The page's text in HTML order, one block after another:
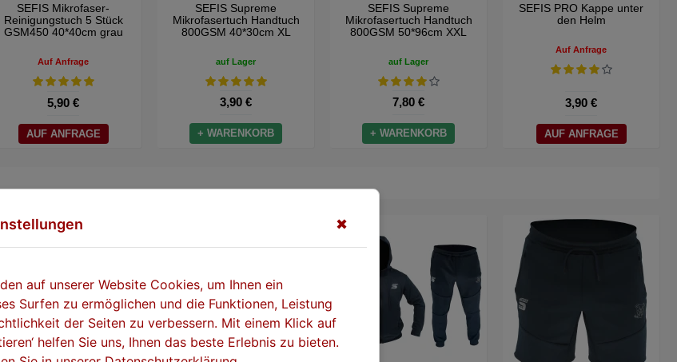
SEFIS Mikrofaser-
Reinigungstuch 5 Stück
GSM450 40*40cm grau
Auf Anfrage
5,90 €
AUF ANFRAGE
SEFIS Supreme
Mikrofasertuch Handtuch
800GSM 40*30cm XL
auf Lager
3,90 €
+ WARENKORB
SEFIS Supreme
Mikrofasertuch Handtuch
800GSM 50*96cm XXL
auf Lager
7,80 €
+ WARENKORB
SEFIS PRO Kappe unter
den Helm
Auf Anfrage
3,90 €
AUF ANFRAGE
✖
auf unserer Website Cookies, um Ihnen ein
Surfen zu ermöglichen und die Funktionen, Leistung
der Seiten zu verbessern. Mit einem Klick auf
helfen Sie uns, Ihnen das beste Erlebnis zu bieten.